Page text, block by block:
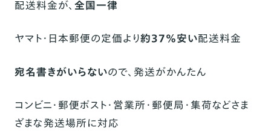
配送料金が、 全国一律
ヤマト・日本郵便の定価より約37%安い配送料金
宛名書きがいらないので、発送がかんたん
コンビニ・郵便ポスト・営業所・郵便局・集荷などさま
ざまな発送場所に対応